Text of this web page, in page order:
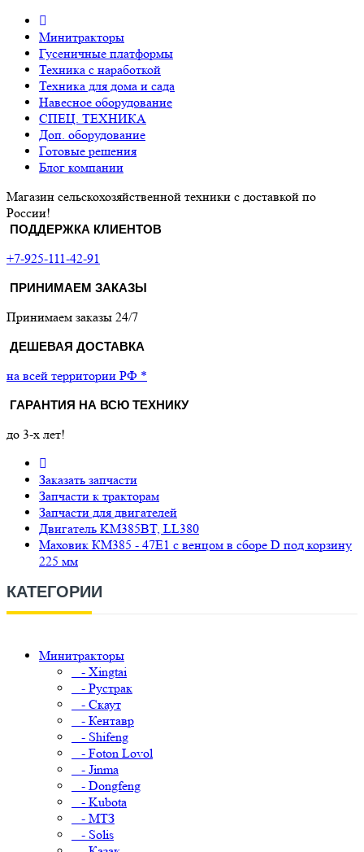
Минитракторы
Гусеничные платформы
Техника с наработкой
Техника для дома и сада
Навесное оборудование
СПЕЦ. ТЕХНИКА
Доп. оборудование
Готовые решения
Блог компании
Магазин сельскохозяйственной техники с доставкой по
России!
ПОДДЕРЖКА КЛИЕНТОВ
+7-925-111-42-91
ПРИНИМАЕМ ЗАКАЗЫ
Принимаем заказы 24/7
ДЕШЕВАЯ ДОСТАВКА
на всей территории РФ *
ГАРАНТИЯ НА ВСЮ ТЕХНИКУ
до 3-х лет!
Заказать запчасти
Запчасти к тракторам
Запчасти для двигателей
Двигатель KM385BT, LL380
Маховик КМ385 - 47E1 с венцом в сборе D под корзину
225 мм
КАТЕГОРИИ
Минитракторы
- Xingtai
- Рустрак
- Скаут
- Кентавр
- Shifeng
- Foton Lovol
- Jinma
- Dongfeng
- Kubota
- МТЗ
- Solis